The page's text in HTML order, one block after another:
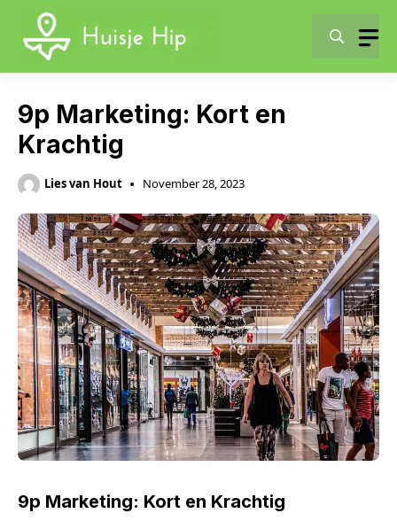
content
9p Marketing: Kort en
Krachtig
Lies van Hout November 28, 2023
9p Marketing: Kort en Krachtig